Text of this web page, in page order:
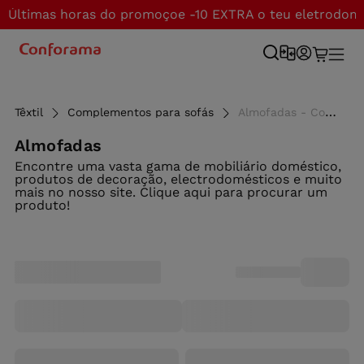
Últimas horas do promoçoe -10 EXTRA o teu
Têxtil Complementos para sofás Almofadas - Conforama
Almofadas
Encontre uma vasta gama de mobiliário doméstico,
produtos de decoração, electrodomésticos e muito
mais no nosso site. Clique aqui para procurar um
produto!